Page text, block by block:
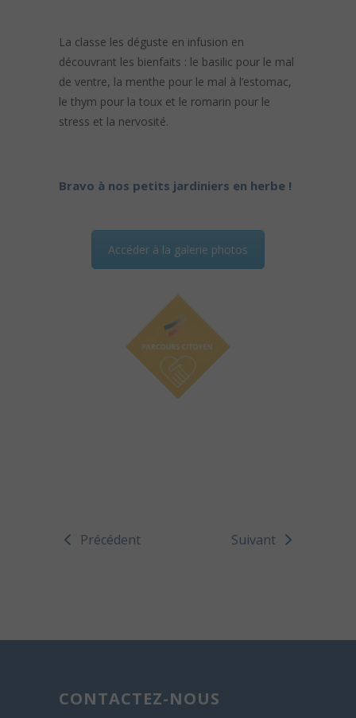
La classe les déguste en infusion en
découvrant les bienfaits : le basilic pour le mal
de ventre, la menthe pour le mal à l’estomac,
le thym pour la toux et le romarin pour le
stress et la nervosité.
Bravo à nos petits jardiniers en herbe !
Accéder à la galerie photos
Précédent Suivant
CONTACTEZ-NOUS